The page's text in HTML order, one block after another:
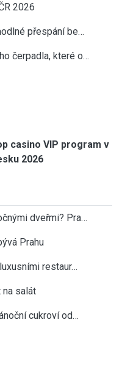
2026
přespání be…
čerpadla, které o…
casino VIP program v
2026
dveřmi? Pra…
Prahu
restaur…
salát
cukroví od…